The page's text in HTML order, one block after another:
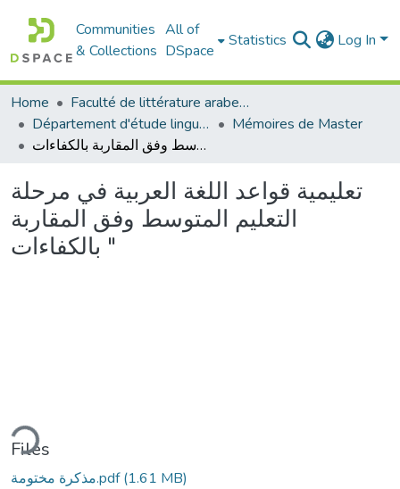
Communities
& Collections
All of
DSpace
Statistics Log In
Home
Faculté de littérature arabe et des arts
Département d'étude linguistique
Mémoires de Master
تعليمية قواعد اللغة العربية في مرحلة التعليم المتوسط وفق المقاربة بالكفاءات "
تعليمية قواعد اللغة العربية في مرحلة
التعليم المتوسط وفق المقاربة
بالكفاءات "
Files
مذكرة مختومة.pdf(1.61 MB)